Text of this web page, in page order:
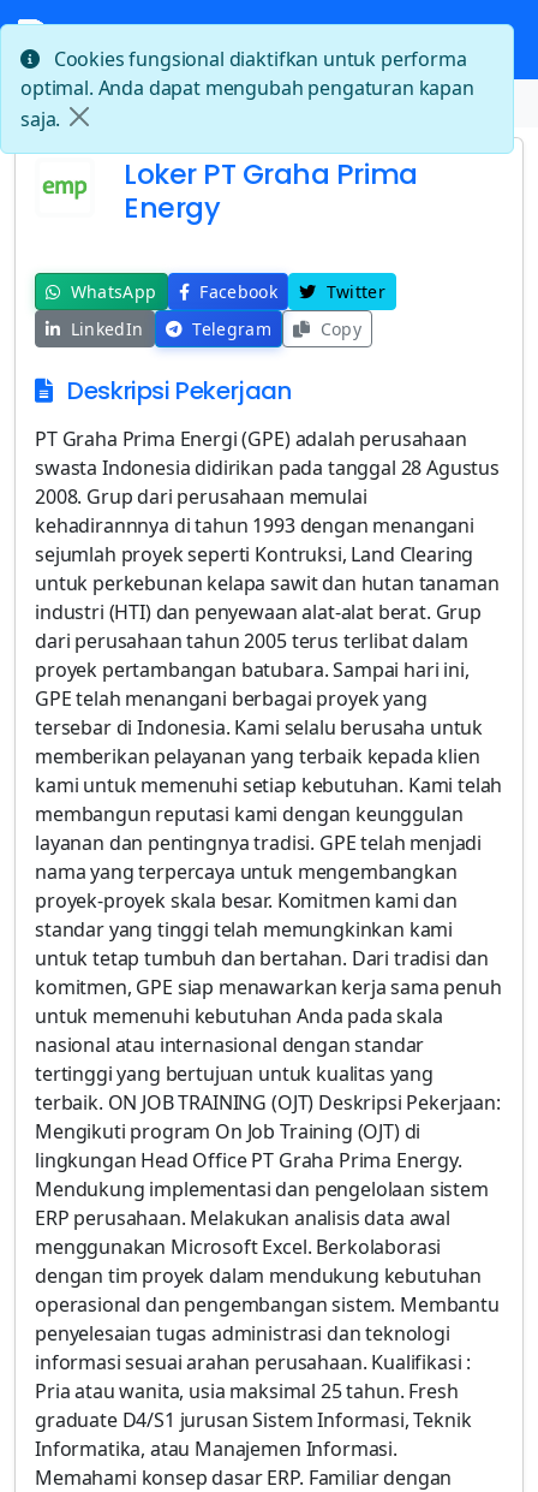
Beranda Loker PT Graha Prima Energy
Loker PT Graha Prima
Energy
WhatsApp Facebook
Twitter
LinkedIn
Telegram Copy
Deskripsi Pekerjaan
PT Graha Prima Energi (GPE) adalah perusahaan
swasta Indonesia didirikan pada tanggal 28 Agustus
2008. Grup dari perusahaan memulai
kehadirannnya di tahun 1993 dengan menangani
sejumlah proyek seperti Kontruksi, Land Clearing
untuk perkebunan kelapa sawit dan hutan tanaman
industri (HTI) dan penyewaan alat-alat berat. Grup
dari perusahaan tahun 2005 terus terlibat dalam
proyek pertambangan batubara. Sampai hari ini,
GPE telah menangani berbagai proyek yang
tersebar di Indonesia. Kami selalu berusaha untuk
memberikan pelayanan yang terbaik kepada klien
kami untuk memenuhi setiap kebutuhan. Kami telah
membangun reputasi kami dengan keunggulan
layanan dan pentingnya tradisi. GPE telah menjadi
nama yang terpercaya untuk mengembangkan
proyek-proyek skala besar. Komitmen kami dan
standar yang tinggi telah memungkinkan kami
untuk tetap tumbuh dan bertahan. Dari tradisi dan
komitmen, GPE siap menawarkan kerja sama penuh
untuk memenuhi kebutuhan Anda pada skala
nasional atau internasional dengan standar
tertinggi yang bertujuan untuk kualitas yang
terbaik. ON JOB TRAINING (OJT) Deskripsi Pekerjaan:
Mengikuti program On Job Training (OJT) di
lingkungan Head Office PT Graha Prima Energy.
Mendukung implementasi dan pengelolaan sistem
ERP perusahaan. Melakukan analisis data awal
menggunakan Microsoft Excel. Berkolaborasi
dengan tim proyek dalam mendukung kebutuhan
operasional dan pengembangan sistem. Membantu
penyelesaian tugas administrasi dan teknologi
informasi sesuai arahan perusahaan. Kualifikasi :
Pria atau wanita, usia maksimal 25 tahun. Fresh
graduate D4/S1 jurusan Sistem Informasi, Teknik
Informatika, atau Manajemen Informasi.
Memahami konsep dasar ERP. Familiar dengan
Cookies fungsional diaktifkan untuk performa
optimal. Anda dapat mengubah pengaturan kapan
saja.